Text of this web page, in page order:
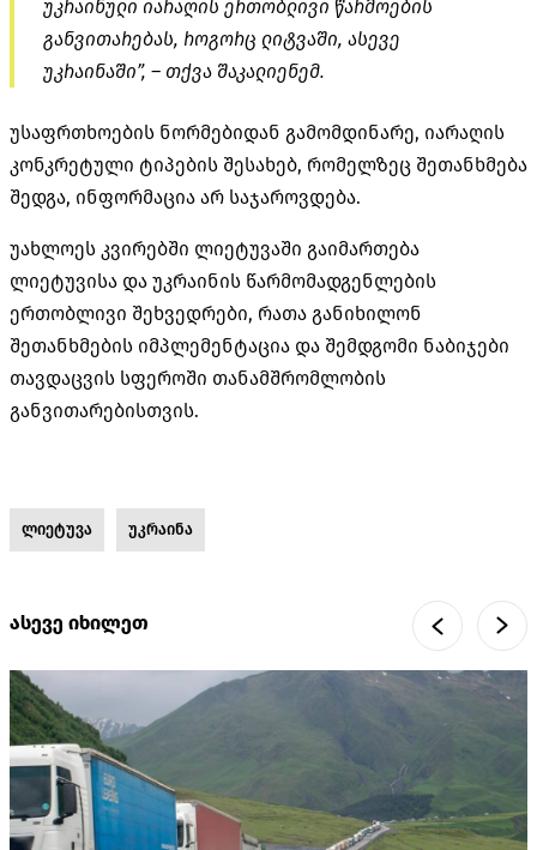
უკრაინული იარაღის ერთობლივი წარმოების
განვითარებას, როგორც ლიტვაში, ასევე
უკრაინაში”, – თქვა შაკალიენემ.
უსაფრთხოების ნორმებიდან გამომდინარე, იარაღის
კონკრეტული ტიპების შესახებ, რომელზეც შეთანხმება
შედგა, ინფორმაცია არ საჯაროვდება.
უახლოეს კვირებში ლიეტუვაში გაიმართება
ლიეტუვისა და უკრაინის წარმომადგენლების
ერთობლივი შეხვედრები, რათა განიხილონ
შეთანხმების იმპლემენტაცია და შემდგომი ნაბიჯები
თავდაცვის სფეროში თანამშრომლობის
განვითარებისთვის.
ლიეტუვა უკრაინა
ასევე იხილეთ